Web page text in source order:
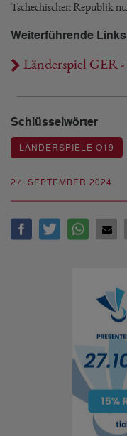
27. SEPTEMBER 2024
Tschechischen Republik
Weiterführende Links
Länderspiel GER
Schlüsselwörter
LÄNDERSPIELE O19